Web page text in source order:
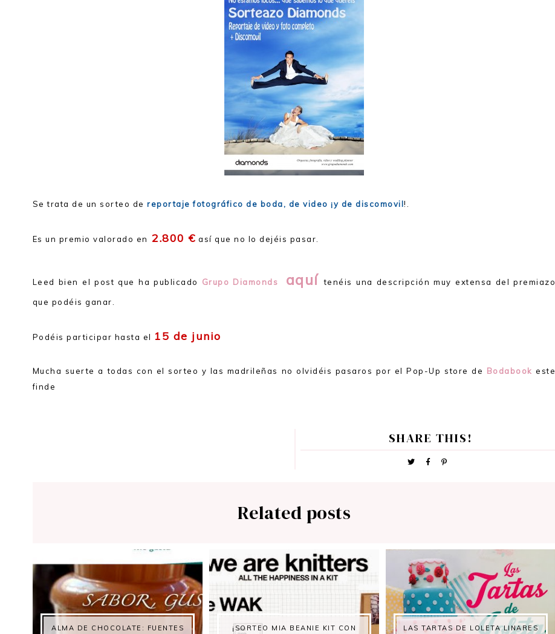
Se trata de un sorteo dereportaje fotográfico de boda, de video ¡y de discomovil!.
Es un premio valorado en 2.800 € así que no lo dejéis pasar.
Leed bien el post que ha publicado Grupo Diamonds aquí tenéis una descripción muy extensa del premiazo
que podéis ganar.
Podéis participar hasta el 15 de junio
Mucha suerte a todas con el sorteo y las madrileñas no olvidéis pasaros por el Pop-Up store de Bodabookeste
finde
SHARE THIS!
Related posts
ALMA DE CHOCOLATE: FUENTES ¡SORTEO MIA BEANIE KIT CON LAS TARTAS DE LOLETA LINARES